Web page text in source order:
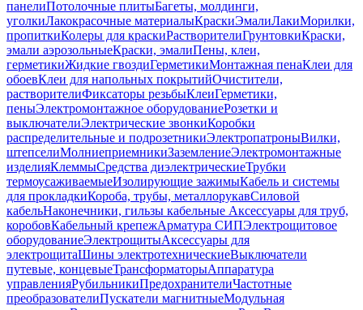
панелиПотолочные плитыБагеты, молдинги,
уголкиЛакокрасочные материалыКраскиЭмалиЛакиМорилки,
пропиткиКолеры для краскиРастворителиГрунтовкиКраски,
эмали аэрозольныеКраски, эмалиПены, клеи,
герметикиЖидкие гвоздиГерметикиМонтажная пенаКлеи для
обоевКлеи для напольных покрытийОчистители,
растворителиФиксаторы резьбыКлеиГерметики,
пеныЭлектромонтажное оборудованиеРозетки и
выключателиЭлектрические звонкиКоробки
распределительные и подрозетникиЭлектропатроныВилки,
штепселиМолниеприемникиЗаземлениеЭлектромонтажные
изделияКлеммыСредства диэлектрическиеТрубки
термоусаживаемыеИзолирующие зажимыКабель и системы
для прокладкиКороба, трубы, металлорукавСиловой
кабельНаконечники, гильзы кабельные Аксессуары для труб,
коробовКабельный крепежАрматура СИПЭлектрощитовое
оборудованиеЭлектрощитыАксессуары для
электрощитаШины электротехническиеВыключатели
путевые, концевыеТрансформаторыАппаратура
управленияРубильникиПредохранителиЧастотные
преобразователиПускатели магнитныеМодульная